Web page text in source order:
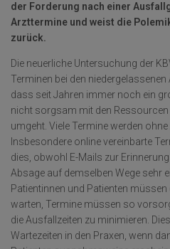
der Forderung nach einer
Arzttermine und weist die
zurück.
Die neuerliche Untersuchung der
Terminen bei den
dass seit Jahren immer noch ein
nicht sorgsam mit den
umgeht. Viele Termine werden
Insbesondere online vereinbarte
dies, obwohl E-Mails zur
Absage auf demselben Wege sehr
Patientinnen und Patienten
warten, Termine müssen so
die Ausfallzeiten zu minimieren.
Wartezeiten in den Praxen, wenn